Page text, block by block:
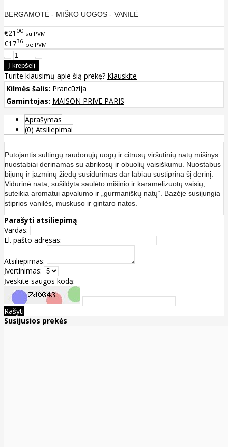
BERGAMOTĖ - MIŠKO UOGOS - VANILĖ
€21 00 su PVM
€1736 be PVM
Turite klausimų apie šią prekę? Klauskite
Kilmės šalis: Prancūzija
Gamintojas: MAISON PRIVE PARIS
Aprašymas
(0) Atsiliepimai
Putojantis sultingų raudonųjų uogų ir citrusų viršutinių natų mišinys
nuostabiai derinamas su abrikosų ir obuolių vaisiškumu. Nuostabus
bijūnų ir jazminų žiedų susidūrimas dar labiau sustiprina šį derinį.
Vidurinė nata, sušildyta saulėto mišinio ir karamelizuotų vaisių,
suteikia aromatui apvalumo ir „gurmaniškų natų“. Bazėje susijungia
stiprios vanilės, muskuso ir gintaro natos.
Parašyti atsiliepimą
Vardas:
El. pašto adresas:
Atsiliepimas:
Įvertinimas:
Įveskite saugos kodą:
Rašyti
Susijusios prekės